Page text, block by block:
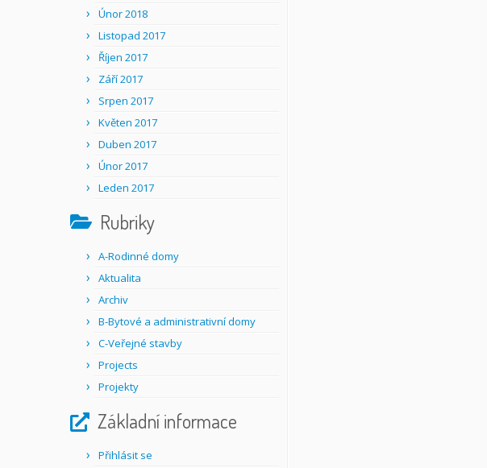
Únor 2018
Listopad 2017
Říjen 2017
Září 2017
Srpen 2017
Květen 2017
Duben 2017
Únor 2017
Leden 2017
Rubriky
A-Rodinné domy
Aktualita
Archiv
B-Bytové a administrativní domy
C-Veřejné stavby
Projects
Projekty
Základní informace
Přihlásit se